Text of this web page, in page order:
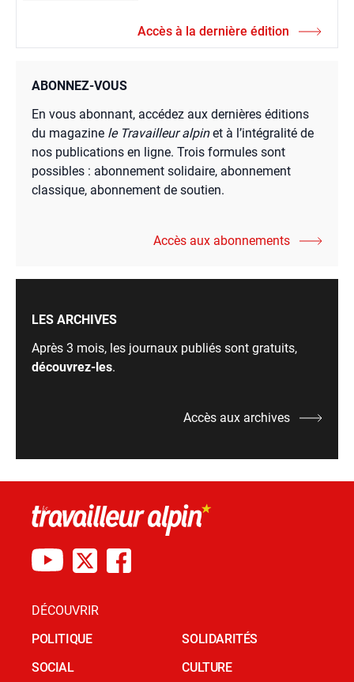
Accès à la dernière édition
ABONNEZ-VOUS
En vous abonnant, accédez aux dernières éditions
du magazine le Travailleur alpinet à l’intégralité de
nos publications en ligne. Trois formules sont
possibles : abonnement solidaire, abonnement
classique, abonnement de soutien.
Accès aux abonnements
LES ARCHIVES
Après 3 mois, les journaux publiés sont gratuits,
découvrez-les.
Accès aux archives
DÉCOUVRIR
POLITIQUE
SOCIAL
SOLIDARITÉS
CULTURE